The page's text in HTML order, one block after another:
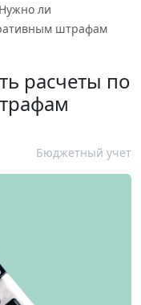
Нужно ли
штрафам
расчеты по
Бюджетный учет